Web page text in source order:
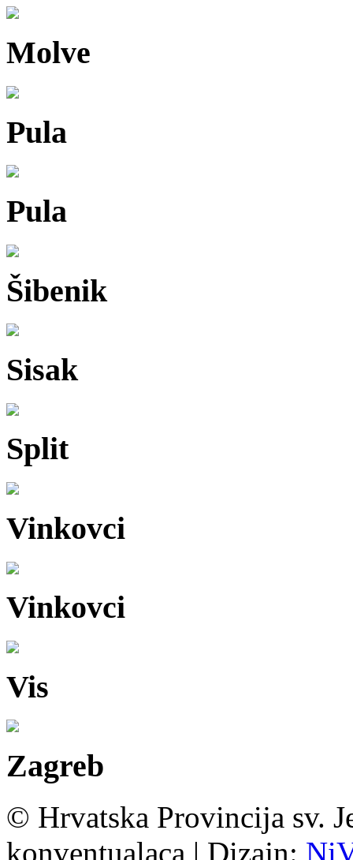
Molve
Pula
Pula
Šibenik
Sisak
Split
Vinkovci
Vinkovci
Vis
Zagreb
© Hrvatska Provincija sv.
konventualaca | Dizajn: